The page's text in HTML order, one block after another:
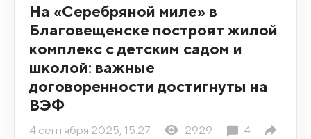
На «Серебряной миле» в
Благовещенске построят жилой
комплекс с детским садом и
школой: важные
договоренности достигнуты на
ВЭФ
4 сентября 2025, 15:27 2929 4